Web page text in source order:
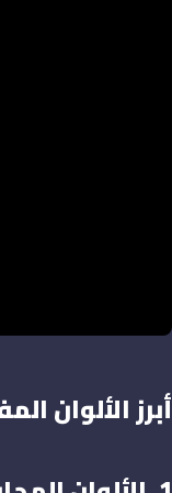
أبرز الألوان